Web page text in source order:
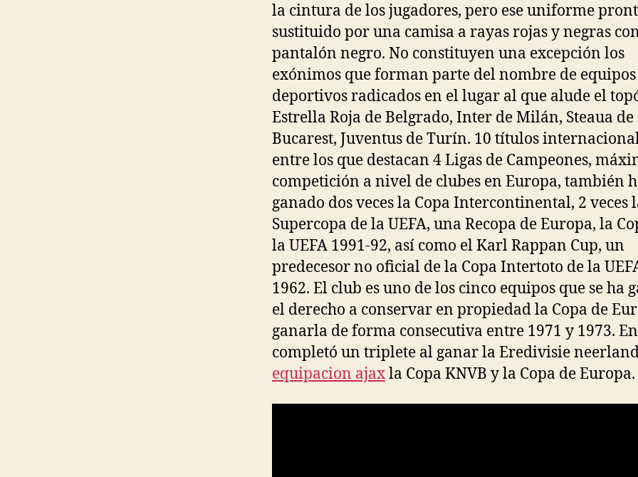
la cintura de los jugadores, pero ese uniforme
sustituido por una camisa a rayas rojas y negras
pantalón negro. No constituyen una excepción los
exónimos que forman parte del nombre de equipos
deportivos radicados en el lugar al que alude el
Estrella Roja de Belgrado, Inter de Milán, Steaua de
Bucarest, Juventus de Turín. 10 títulos
entre los que destacan 4 Ligas de Campeones,
competición a nivel de clubes en Europa, también
ganado dos veces la Copa Intercontinental, 2 veces
Supercopa de la UEFA, una Recopa de Europa, la
la UEFA 1991-92, así como el Karl Rappan Cup, un
predecesor no oficial de la Copa Intertoto de la
1962. El club es uno de los cinco equipos que se ha
el derecho a conservar en propiedad la Copa de
ganarla de forma consecutiva entre 1971 y 1973.
completó un triplete al ganar la Eredivisie
equipacion ajaxla Copa KNVB y la Copa de Europa.